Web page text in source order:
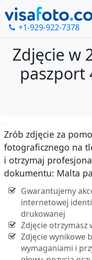
+1-929-922-7378
Zdjęcie w
paszport
Zrób zdjęcie za
fotograficznego na
i otrzymaj
dokumentu: Malta
Gwarantujemy
internetowej
drukowanej
Zdjęcie otrzymasz
Zdjęcie wynikowe
wymaganiami i